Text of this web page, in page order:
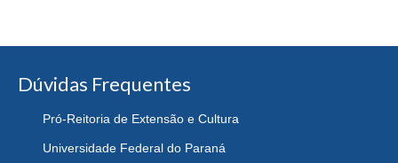
Dúvidas Frequentes
Pró-Reitoria de Extensão e Cultura
Universidade Federal do Paraná